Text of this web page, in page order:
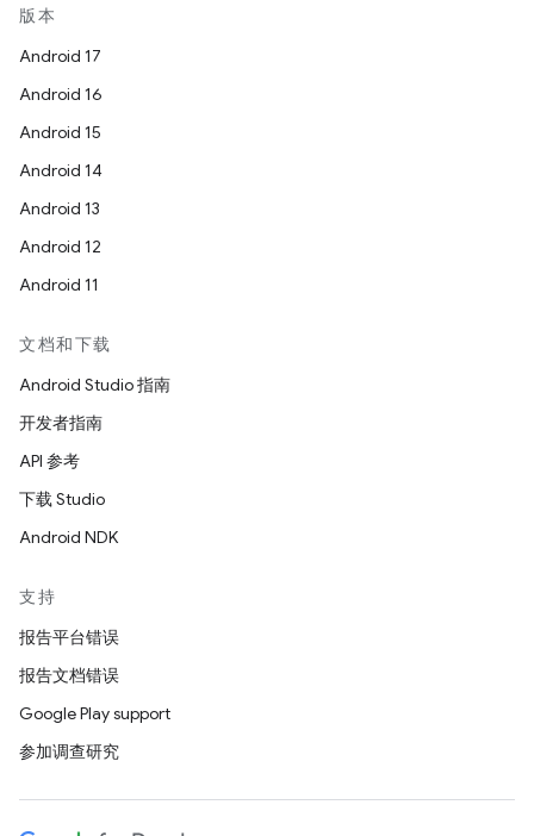
版本
Android 17
Android 16
Android 15
Android 14
Android 13
Android 12
Android 11
文档和下载
Android Studio 指南
开发者指南
API 参考
下载 Studio
Android NDK
支持
报告平台错误
报告文档错误
Google Play support
参加调查研究